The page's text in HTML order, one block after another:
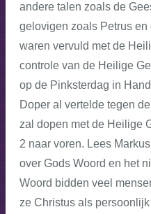
andere talen zoals de
gelovigen zoals Petrus en
waren vervuld met de
controle van de Heilige
op de Pinksterdag in
Doper al vertelde tegen
zal dopen met de Heilige
2 naar voren. Lees
over Gods Woord en het
Woord bidden veel
ze Christus als